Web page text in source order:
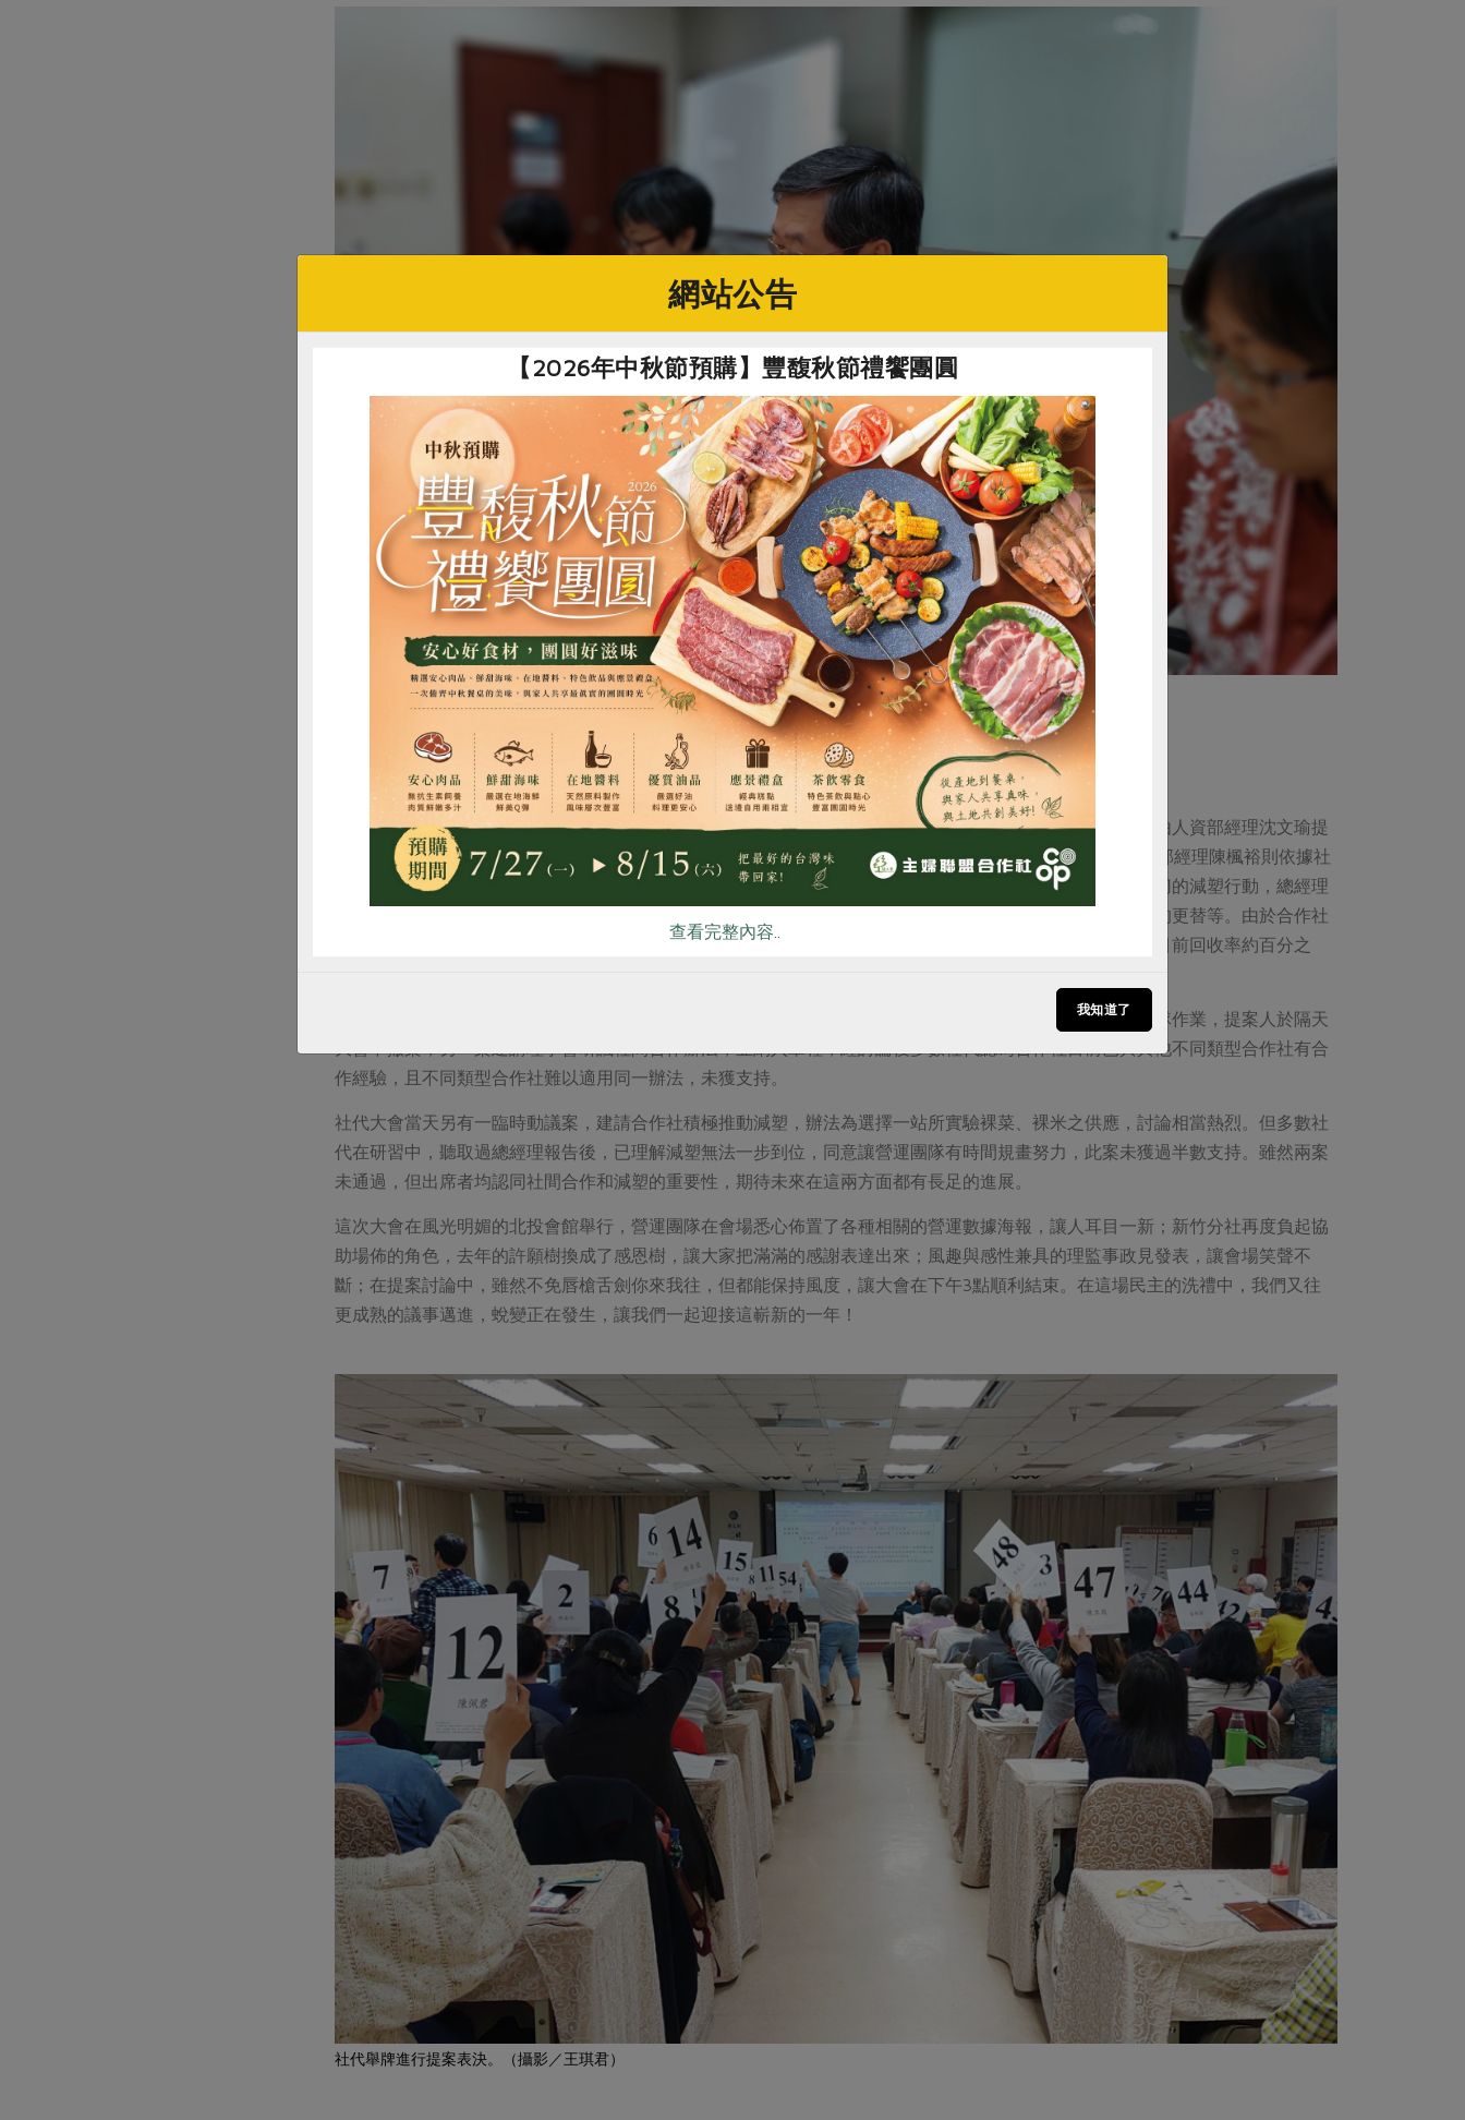
理事候選人楊婷琪發表政見。（攝影／王琪君）
2019年營運工作推展重點與提案焦點
為使大會進行順暢，在前一天的社代研習中，安排了營運方針報告和提案分組討論。上午的營運團隊報告，由人資部經理沈文瑜提
出邁向幸福企業的各項計畫，並預告南部倉儲中心將於今年7月完工、9月啓用，是一棟節能的綠建築；組織部經理陳楓裕則依據社
員滿意度調查結果，對利用的便利性不足，提出電子商務發展與規畫，預計在年底上線；另外，針對社員關切的減塑行動，總經理
王琇姿提出了全社塑膠包材盤點進度及短中長期計畫，包括以公益金資助新包材的研發、與生產者協商包材的更替等。由於合作社
在產品開發時，已對包材做過選擇和檢視，在盤點後短期內仍有努力空間的，是社內可回收再使用的網袋，目前回收率約百分之
在下午的分組討論中，由社代提案的「建議產品下架流程納入社務系統參與」一案，社代們多表尊重營運團隊作業，提案人於隔天
大會中撤案；另一案建請理事會研議社間合作辦法，並納入章程，經討論後多數社代認為合作社目前已與其他不同類型合作社有合
作經驗，且不同類型合作社難以適用同一辦法，未獲支持。
社代大會當天另有一臨時動議案，建請合作社積極推動減塑，辦法為選擇一站所實驗裸菜、裸米之供應，討論相當熱烈。但多數社
代在研習中，聽取過總經理報告後，已理解減塑無法一步到位，同意讓營運團隊有時間規畫努力，此案未獲過半數支持。雖然兩案
未通過，但出席者均認同社間合作和減塑的重要性，期待未來在這兩方面都有長足的進展。
這次大會在風光明媚的北投會館舉行，營運團隊在會場悉心佈置了各種相關的營運數據海報，讓人耳目一新；新竹分社再度負起協
助場佈的角色，去年的許願樹換成了感恩樹，讓大家把滿滿的感謝表達出來；風趣與感性兼具的理監事政見發表，讓會場笑聲不
斷；在提案討論中，雖然不免唇槍舌劍你來我往，但都能保持風度，讓大會在下午3點順利結束。在這場民主的洗禮中，我們又往
更成熟的議事邁進，蛻變正在發生，讓我們一起迎接這嶄新的一年！
社代舉牌進行提案表決。（攝影／王琪君）
惜食 RPET 食譜 減硝酸鹽 雞蛋 食安 共同購買
網站公告
【2026年中秋節預購】豐馥秋節禮饗團圓
查看完整內容..
我知道了